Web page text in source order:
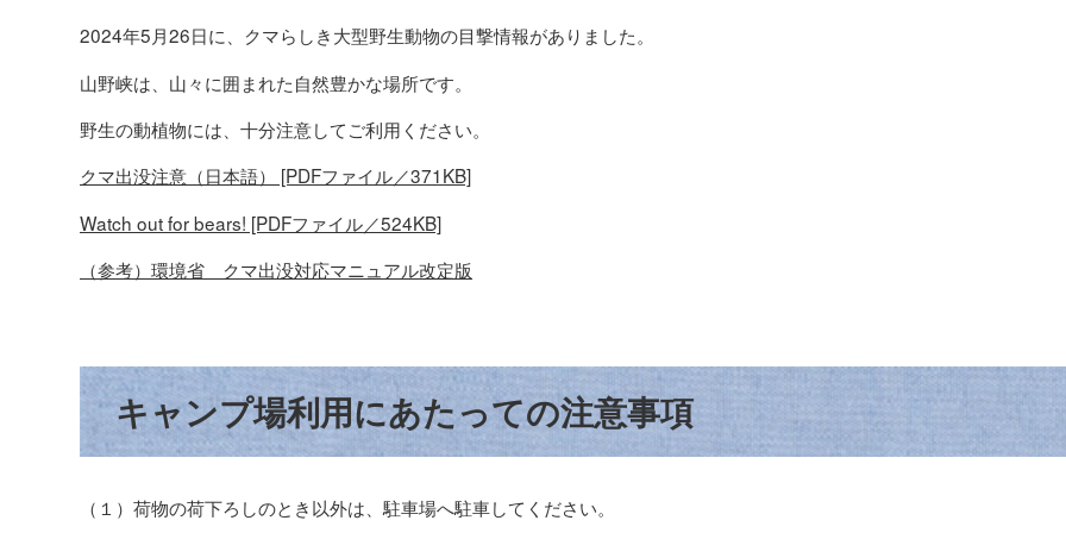
2024年5月26日に、クマらしき大型野生動物の目撃情報がありました。
山野峡は、山々に囲まれた自然豊かな場所です。
野生の動植物には、十分注意してご利用ください。
クマ出没注意（日本語） [PDFファイル／371KB]
Watch out for bears! [PDFファイル／524KB]
（参考）環境省 クマ出没対応マニュアル改定版
キャンプ場利用にあたっての注意事項
（１）荷物の荷下ろしのとき以外は、駐車場へ駐車してください。